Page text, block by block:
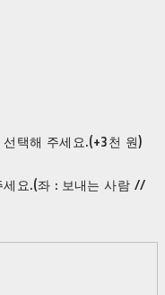
택해 주세요.(+3천 원)
세요.(좌 : 보내는 사람 //